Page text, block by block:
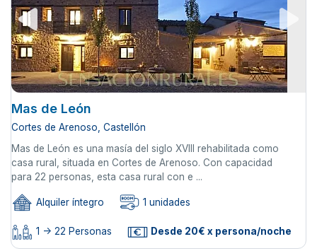
Mas de León
Cortes de Arenoso, Castellón
Mas de León es una masía del siglo XVIII rehabilitada como
casa rural, situada en Cortes de Arenoso. Con capacidad
para 22 personas, esta casa rural con e ...
Alquiler íntegro 1 unidades
1 -> 22 Personas Desde 20€ x persona/noche